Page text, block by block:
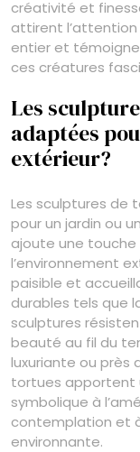
créativité et
attirent l’attention
entier et
ces créatures
Les
adaptées
extérieur?
Les sculptures
pour un jardin ou
ajoute une touche
l’environnement
paisible et
durables tels que
sculptures
beauté au fil du
luxuriante ou près
tortues apportent
symbolique à
contemplation et
environnante.